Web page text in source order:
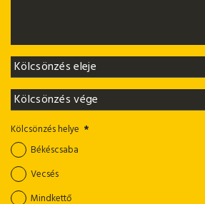
Kölcsönzés helye *
Békéscsaba
Vecsés
Mindkettő